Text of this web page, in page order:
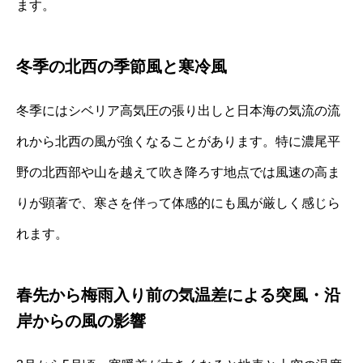
ます。
冬季の北西の季節風と寒冷風
冬季にはシベリア高気圧の張り出しと日本海の気流の流
れから北西の風が強くなることがあります。特に濃尾平
野の北西部や山を越えて吹き降ろす地点では風速の高ま
りが顕著で、寒さを伴って体感的にも風が厳しく感じら
れます。
春先から梅雨入り前の気温差による突風・沿
岸からの風の影響